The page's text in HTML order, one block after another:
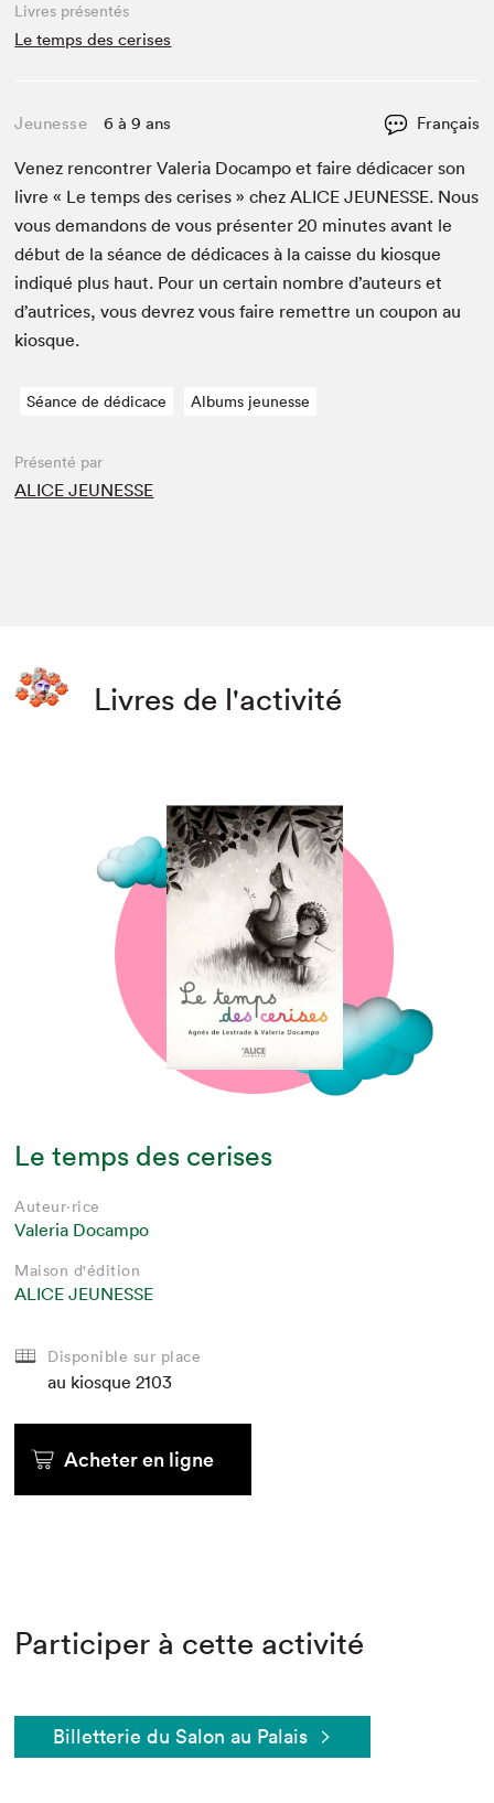
Livres présentés
Le temps des cerises
Jeunesse 6 à 9 ans Français
Venez ren­con­tr­er Vale­ria Docam­po et faire dédi­cac­er son
livre « Le temps des ceris­es » chezALICE JEUNESSE. Nous
vous deman­dons de vous présen­ter20 min­utes avant le
début de la séance de dédi­caces à la caisse du kiosque
indiqué plus haut. Pour un cer­tain nom­bre d’auteurs et
d’autrices, vous devrez vous faire remet­tre un coupon au
kiosque.
Séance de dédicace Albums jeunesse
Présenté par
ALICE JEUNESSE
Livres de l'activité
Le temps des cerises
Auteur·rice
Valeria Docampo
Maison d'édition
ALICE JEUNESSE
Disponible sur place
au kiosque 2103
Acheter en ligne
Participer à cette activité
Billetterie du Salon au Palais